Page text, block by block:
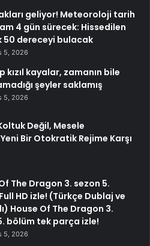
geliyor! Meteoroloji tarih
4 gün sürecek: Hissedilen
50 dereceyi bulacak
5, 2026
kızıl kayalar, zamanın bile
şeyler saklamış
5, 2026
Değil, Mesele
Bir Otokratik Rejime Karşı
The Dragon 3. sezon 5.
HD izle! (Türkçe Dublaj ve
House Of The Dragon 3.
bölüm tek parça izle!
5, 2026